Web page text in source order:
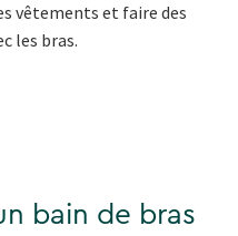
vêtements et faire des
les bras.
bain de bras